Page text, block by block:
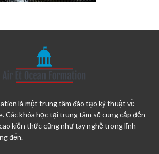
là một trung tâm đào tạo kỹ thuật về
Các khóa học tại trung tâm sẽ cung cấp đến
kiến thức cũng như tay nghề trong lĩnh
đến.